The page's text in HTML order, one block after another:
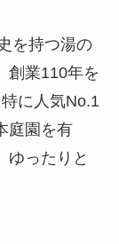
を持つ湯の
創業110年を
に人気No.1
庭園を有
ゆったりと